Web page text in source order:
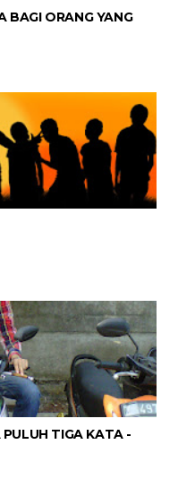
BAGI ORANG YANG
TIGA KATA -